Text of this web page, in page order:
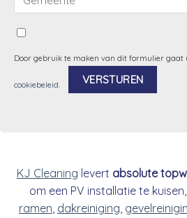
Door gebruik te maken van dit formulier gaat
cookiebeleid.
KJ Cleaning levert absolute
om een PV installatie te kuisen,
ramen, dakreiniging,